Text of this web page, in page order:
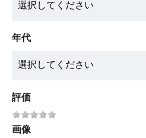
年代
評価
画像